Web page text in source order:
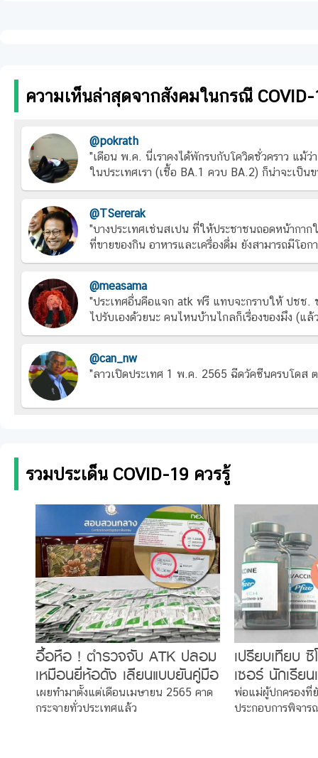
ความเห็นล่าสุดจากสังคมในกรณี
@pokrath
"เดือน พ.ค. นี่เราคงได้พักรบกับโควิดชั่วคราว แม้ว่
ในประเทศเรา (เชื้อ BA.1 ควบ BA.2) ก็น่าจะเ
@TSererak
"บางประเทศเช่นสเปน ที่ให้ประชาชนถอดหน้ากา
ที่ขายของกิน อาหารและเครื่องดื่ม ยังสามารถมีโอ
@measama
"ประเทศอื่นคือแจก atk ฟรี แทบจะกราบให้ ปชช.
ไปรับเองด้วยนะ คนไหนบ้านไกลก็เรื่องของมึง (แ
@can_nw
"ลาวเปิดประเทศ 1 พ.ค. 2565 ฉีดวัคซีนครบโดส
รวมประเด็น COVID-19 ควรรู้
อื้อหือ ! ตำรวจจับ ATK ปลอม
เหมือนยี่ห้อดัง เลียนแบบยันคู่มือ
มิน่าทำไมราคาถูก
เผยทำมาตั้งแต่เดือนเมษายน 2565 คาด
กระจายทั่วประเทศแล้ว
เปรียบเทียบ
เซอร์ นักเรีย
วิดตัวไหนดี ?
พ่อแม่ผู้ปกครองที่
ประกอบการพิจาร